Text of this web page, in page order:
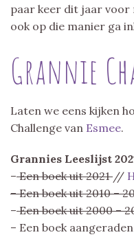
paar keer dit jaar voor
ook op die manier ga
Grannie
Laten we eens kijken
Challenge van Esmee.
Grannies Leeslijst
–Een boek uit 2021//
– Een boek uit 2010 –
–Een boek uit 2000 –
– Een boek